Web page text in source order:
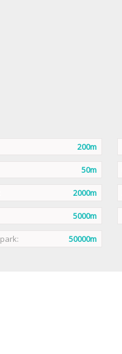
200m
50m
2000m
5000m
50000m